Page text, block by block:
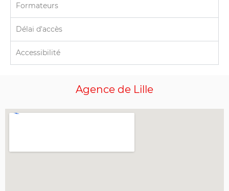
Formateurs
Délai d'accès
Accessibilité
Agence de Lille